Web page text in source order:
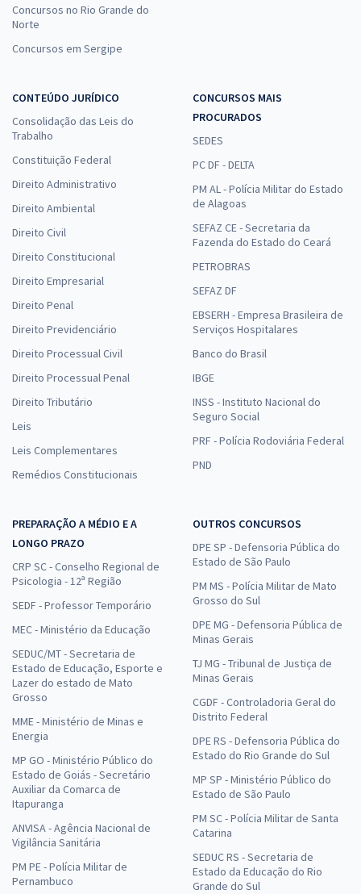
Concursos no Rio Grande do
Norte
Concursos em Sergipe
CONTEÚDO JURÍDICO
Consolidação das Leis do
Trabalho
Constituição Federal
Direito Administrativo
Direito Ambiental
Direito Civil
Direito Constitucional
Direito Empresarial
Direito Penal
Direito Previdenciário
Direito Processual Civil
Direito Processual Penal
Direito Tributário
Leis
Leis Complementares
Remédios Constitucionais
CONCURSOS MAIS
PROCURADOS
SEDES
PC DF - DELTA
PM AL - Polícia Militar do Estado
de Alagoas
SEFAZ CE - Secretaria da
Fazenda do Estado do Ceará
PETROBRAS
SEFAZ DF
EBSERH - Empresa Brasileira de
Serviços Hospitalares
Banco do Brasil
IBGE
INSS - Instituto Nacional do
Seguro Social
PRF - Polícia Rodoviária Federal
PND
PREPARAÇÃO A MÉDIO E A
LONGO PRAZO
CRP SC - Conselho Regional de
Psicologia - 12ª Região
SEDF - Professor Temporário
MEC - Ministério da Educação
SEDUC/MT - Secretaria de
Estado de Educação, Esporte e
Lazer do estado de Mato
Grosso
MME - Ministério de Minas e
Energia
MP GO - Ministério Público do
Estado de Goiás - Secretário
Auxiliar da Comarca de
Itapuranga
ANVISA - Agência Nacional de
Vigilância Sanitária
PM PE - Polícia Militar de
Pernambuco
OUTROS CONCURSOS
DPE SP - Defensoria Pública do
Estado de São Paulo
PM MS - Polícia Militar de Mato
Grosso do Sul
DPE MG - Defensoria Pública de
Minas Gerais
TJ MG - Tribunal de Justiça de
Minas Gerais
CGDF - Controladoria Geral do
Distrito Federal
DPE RS - Defensoria Pública do
Estado do Rio Grande do Sul
MP SP - Ministério Público do
Estado de São Paulo
PM SC - Polícia Militar de Santa
Catarina
SEDUC RS - Secretaria de
Estado da Educação do Rio
Grande do Sul